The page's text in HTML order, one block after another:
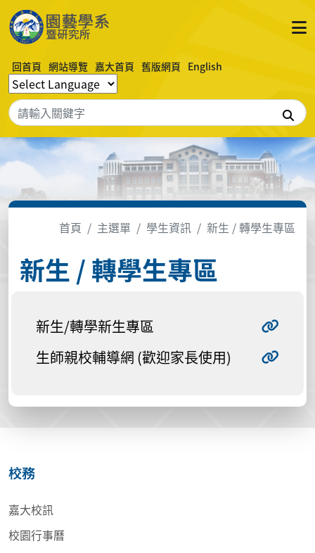
回首頁 網站導覽 嘉大首頁 舊版網頁 English
搜尋
首頁 主選單 學生資訊 新生 / 轉學生專區
新生 / 轉學生專區
新生/轉學新生專區
生師親校輔導網 (歡迎家長使用)
校務
嘉大校訊
校園行事曆